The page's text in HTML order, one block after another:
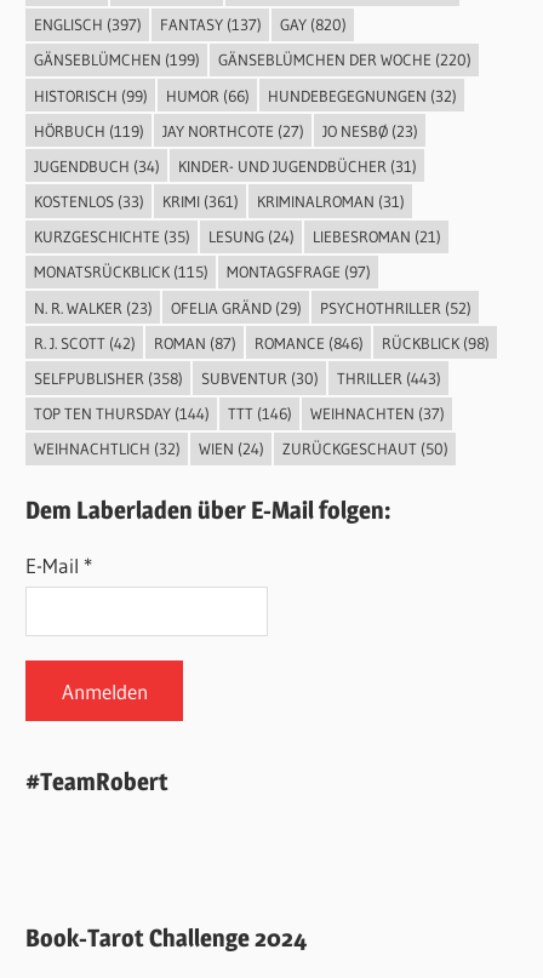
ENGLISCH (397) FANTASY(137) GAY(820)
GÄNSEBLÜMCHEN (199) GÄNSEBLÜMCHEN DER WOCHE (220)
HISTORISCH (99) HUMOR (66) HUNDEBEGEGNUNGEN (32)
HÖRBUCH (119) JAY NORTHCOTE (27) JO NESBØ(23)
JUGENDBUCH (34) KINDER- UND JUGENDBÜCHER (31)
KOSTENLOS(33) KRIMI(361) KRIMINALROMAN (31)
KURZGESCHICHTE (35) LESUNG(24) LIEBESROMAN (21)
MONATSRÜCKBLICK(115) MONTAGSFRAGE (97)
N. R. WALKER (23) OFELIA GRÄND(29) PSYCHOTHRILLER (52)
R. J. SCOTT(42) ROMAN (87) ROMANCE (846) RÜCKBLICK(98)
SELFPUBLISHER (358) SUBVENTUR (30) THRILLER (443)
TOP TEN THURSDAY(144) TTT(146) WEIHNACHTEN (37)
WEIHNACHTLICH (32) WIEN (24) ZURÜCKGESCHAUT(50)
Dem Laberladen über E-Mail folgen:
E-Mail *
#TeamRobert
Book-Tarot Challenge 2024